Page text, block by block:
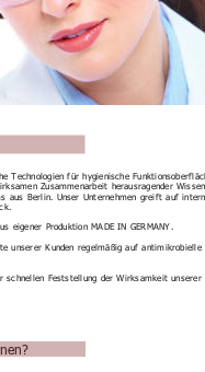
Technologien für hygienische
Zusammenarbeit herausragender
aus Berlin. Unser Unternehmen greift auf
eigener Produktion MADE IN GERMANY.
unserer Kunden regelmäßig auf antimikrobielle
schnellen Feststellung der Wirksamkeit unserer